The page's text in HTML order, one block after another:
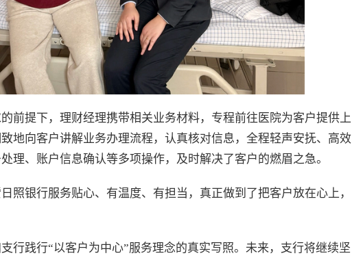
前提下，理财经理携带相关业务材料，专程前往医院为客户提供上
地向客户讲解业务办理流程，认真核对信息，全程轻声安抚、高效
理、账户信息确认等多项操作，及时解决了客户的燃眉之急。
照银行服务贴心、有温度、有担当，真正做到了把客户放在心上，
行践行“以客户为中心”服务理念的真实写照。未来，支行将继续坚